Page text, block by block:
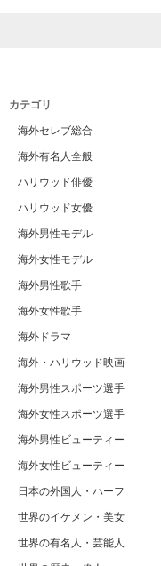
カテゴリ
海外セレブ総合
海外有名人全般
ハリウッド俳優
ハリウッド女優
海外男性モデル
海外女性モデル
海外男性歌手
海外女性歌手
海外ドラマ
海外・ハリウッド映画
海外男性スポーツ選手
海外女性スポーツ選手
海外男性ビューティー
海外女性ビューティー
日本の外国人・ハーフ
世界のイケメン・美女
世界の有名人・芸能人